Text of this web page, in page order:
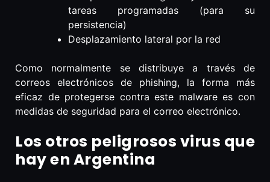
tareas programadas (para su
persistencia)
Desplazamiento lateral por la red
Como normalmente se distribuye a través de
correos electrónicos de phishing, la forma más
eficaz de protegerse contra este malware es con
medidas de seguridad para el correo electrónico.
Los otros peligrosos virus que
hay en Argentina